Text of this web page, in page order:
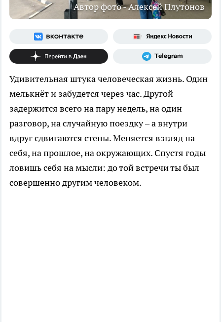
Автор фото - Алексей Плутонов
Удивительная штука человеческая жизнь. Один
мелькнёт и забудется через час. Другой
задержится всего на пару недель, на один
разговор, на случайную поездку – а внутри
вдруг сдвигаются стены. Меняется взгляд на
себя, на прошлое, на окружающих. Спустя годы
ловишь себя на мысли: до той встречи ты был
совершенно другим человеком.